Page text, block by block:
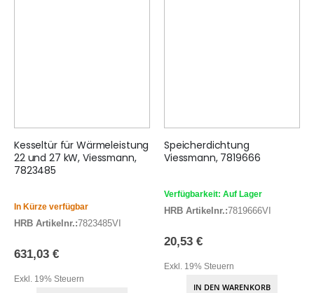
Kesseltür für Wärmeleistung
22 und 27 kW, Viessmann,
7823485
In Kürze verfügbar
HRB Artikelnr.:7823485VI
631,03 €
Exkl. 19% Steuern
Speicherdichtung
Viessmann, 7819666
Verfügbarkeit: Auf Lager
HRB Artikelnr.:7819666VI
20,53 €
Exkl. 19% Steuern
IN DEN WARENKORB